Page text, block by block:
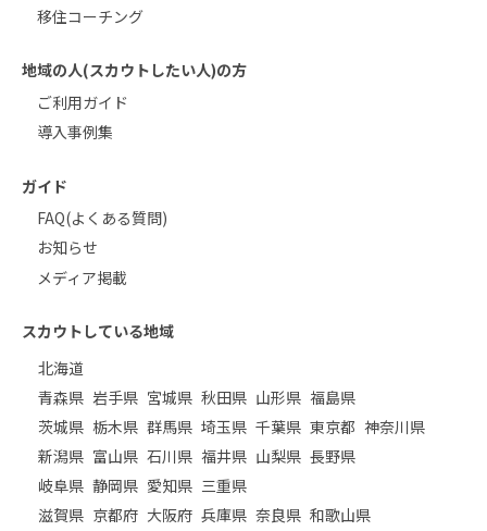
移住コーチング
地域の人(スカウトしたい人)の方
ご利用ガイド
導入事例集
ガイド
FAQ(よくある質問)
お知らせ
メディア掲載
スカウトしている地域
北海道
青森県 岩手県 宮城県 秋田県 山形県 福島県
茨城県 栃木県 群馬県 埼玉県 千葉県 東京都 神奈川県
新潟県 富山県 石川県 福井県 山梨県 長野県
岐阜県 静岡県 愛知県 三重県
滋賀県 京都府 大阪府 兵庫県 奈良県 和歌山県